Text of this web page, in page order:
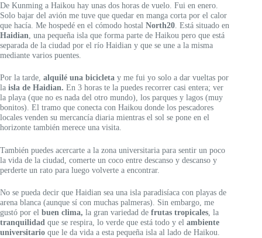
De Kunming a Haikou hay unas dos horas de vuelo. Fui en enero.
Solo bajar del avión me tuve que quedar en manga corta por el calor
que hacía. Me hospedé en el cómodo hostal North20 . Está situado en
Haidian , una pequeña isla que forma parte de Haikou pero que está
separada de la ciudad por el río Haidian y que se une a la misma
mediante varios puentes.
Por la tarde, alquilé una bicicleta y me fui yo solo a dar vueltas por
la isla de Haidian. En 3 horas te la puedes recorrer casi entera; ver
la playa (que no es nada del otro mundo), los parques y lagos (muy
bonitos). El tramo que conecta con Haikou donde los pescadores
locales venden su mercancía diaria mientras el sol se pone en el
horizonte también merece una visita.
También puedes acercarte a la zona universitaria para sentir un poco
la vida de la ciudad, comerte un coco entre descanso y descanso y
perderte un rato para luego volverte a encontrar.
No se pueda decir que Haidian sea una isla paradisíaca con playas de
arena blanca (aunque sí con muchas palmeras). Sin embargo, me
gustó por el buen clima, la gran variedad de frutas tropicales, la
tranquilidad que se respira, lo verde que está todo y el ambiente
universitario que le da vida a esta pequeña isla al lado de Haikou.